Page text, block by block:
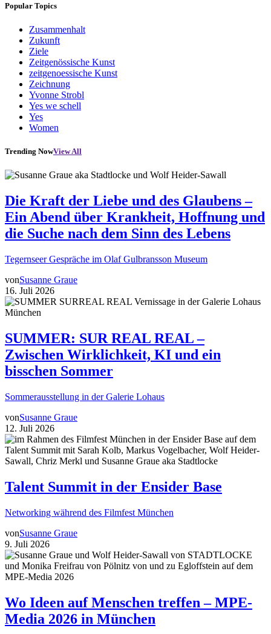
Popular Topics
Zusammenhalt
Zukunft
Ziele
Zeitgenössische Kunst
zeitgenoessische Kunst
Zeichnung
Yvonne Strobl
Yes we schell
Yes
Women
Trending NowView All
Die Kraft der Liebe und des Glaubens –
Ein Abend über Krankheit, Hoffnung und
die Suche nach dem Sinn des Lebens
Tegernseer Gespräche im Olaf Gulbransson Museum
vonSusanne Graue
16. Juli 2026
SUMMER: SUR REAL REAL –
Zwischen Wirklichkeit, KI und ein
bisschen Sommer
Sommerausstellung in der Galerie Lohaus
vonSusanne Graue
12. Juli 2026
Talent Summit in der Ensider Base
Networking während des Filmfest München
vonSusanne Graue
9. Juli 2026
Wo Ideen auf Menschen treffen – MPE-
Media 2026 in München